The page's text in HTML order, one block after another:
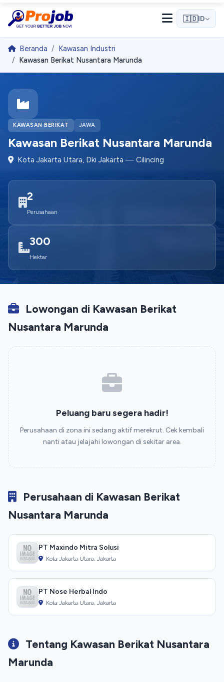
🇮🇩ID
Beranda
Kawasan Industri
Kawasan Berikat Nusantara Marunda
KAWASAN BERIKAT JAWA
Kawasan Berikat Nusantara Marunda
Kota Jakarta Utara, Dki Jakarta — Cilincing
2
Perusahaan
300
Hektar
Lowongan di Kawasan Berikat
Nusantara Marunda
Peluang baru segera hadir!
Perusahaan di zona ini sedang aktif merekrut. Cek kembali
nanti atau jelajahi lowongan di sekitar area.
Perusahaan di Kawasan Berikat
Nusantara Marunda
PT Maxindo Mitra Solusi
Kota Jakarta Utara, Jakarta
PT Nose Herbal Indo
Kota Jakarta Utara, Jakarta
Tentang Kawasan Berikat Nusantara
Marunda
Halo! 👋
Selamat datang di Projob. Tanyakan apa saja! 🎉
Bagaimana cara melamar kerja?
Apa itu Pro Match?
Mulai Percakapan
Kami membalas dengan cepat